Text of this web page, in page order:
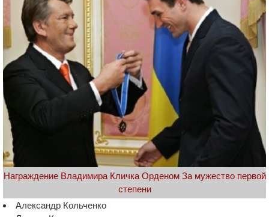
Награждение Владимира Кличка Орденом За мужество первой
степени
Александр Кольченко